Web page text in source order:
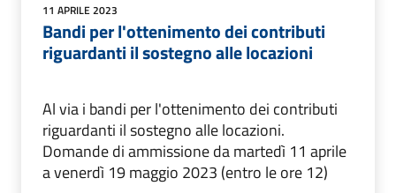
11 APRILE 2023
Bandi per l'ottenimento dei contributi
riguardanti il sostegno alle locazioni
Al via i bandi per l'ottenimento dei contributi
riguardanti il sostegno alle locazioni.
Domande di ammissione da martedì 11 aprile
a venerdì 19 maggio 2023 (entro le ore 12)